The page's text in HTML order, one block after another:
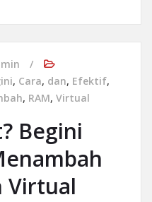
, Cara, dan, Efektif,
, RAM, Virtual
Begini
Virtual